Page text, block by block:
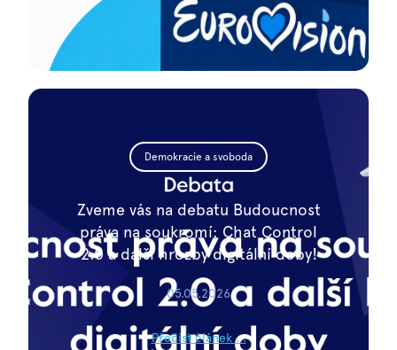
Demokracie a svoboda
Zveme vás na debatu Budoucnost
práva na soukromí: Chat Control
2.0 a další hrozby digitální doby!
05.05.2026
Přečíst článek ...